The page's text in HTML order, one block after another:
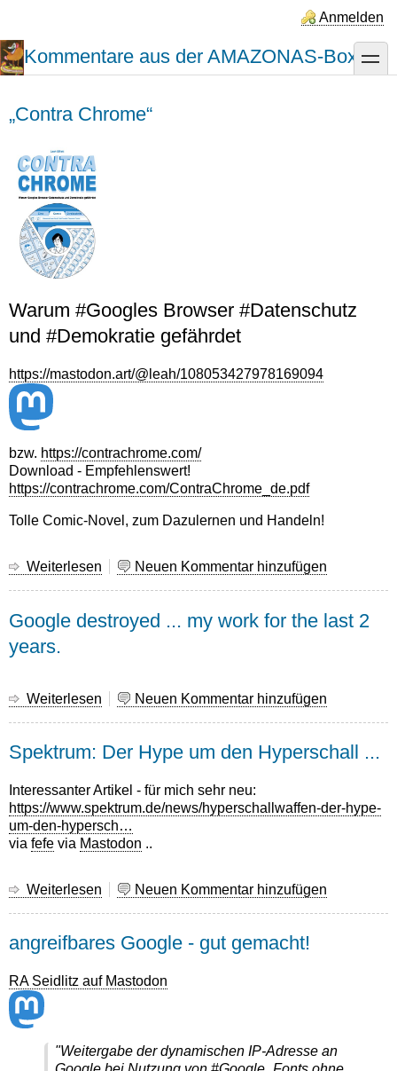
Inhalt
Anmelden
Kommentare aus der AMAZONAS-Box toggle
„Contra Chrome“
Warum #Google​s Browser #Datenschutz
und #Demokratie gefährdet
https://mastodon.art/@leah/108053427978169094
bzw. https://contrachrome.com/
Download - Empfehlenswert!
https://contrachrome.com/ContraChrome_de.pdf
Tolle Comic-Novel, zum Dazulernen und Handeln!
Weiterlesen über Neuen Kommentar hinzufügen
Google destroyed ... my work for the last 2
years.
Weiterlesen über
...
work
for
the
last
Neuen Kommentar hinzufügen
Spektrum: Der Hype um den Hyperschall ...
Interessanter Artikel - für mich sehr neu:
https://www.spektrum.de/news/hyperschallwaffen-der-hype-
um-den-hypersch…
via fefe via Mastodon ..
Weiterlesen über
Hype
den
Neuen Kommentar hinzufügen
angreifbares Google - gut gemacht!
RA Seidlitz auf Mastodon
"Weitergabe der dynamischen IP-Adresse an